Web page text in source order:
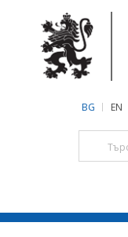
BG EN